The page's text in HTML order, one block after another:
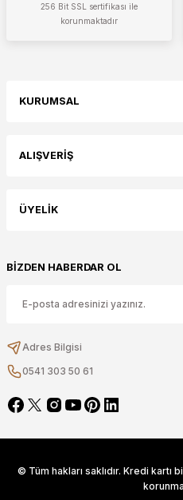
256 Bit SSL sertifikası ile
korunmaktadır
BİZDEN HABERDAR OL
Adres Bilgisi
0541 303 50 61
KURUMSAL
ALIŞVERİŞ
ÜYELİK
© Tüm hakları saklıdır. Kredi